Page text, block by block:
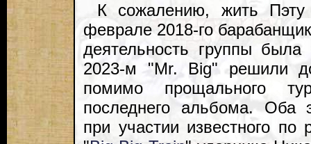
К сожалению, жить Пэту
феврале 2018-го
деятельность группы была
2023-м "Mr. Big" решили
помимо прощального
последнего альбома. Оба
при участии известного по